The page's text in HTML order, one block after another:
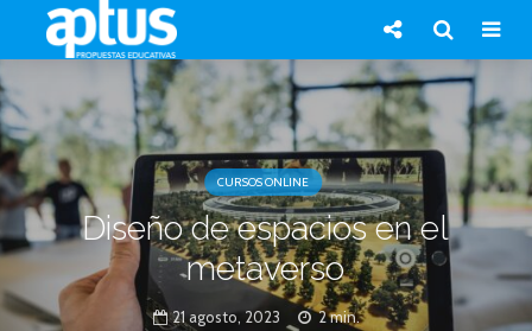
CURSOS ONLINE
Diseño de espacios en el
metaverso
21 agosto, 2023 2 min.